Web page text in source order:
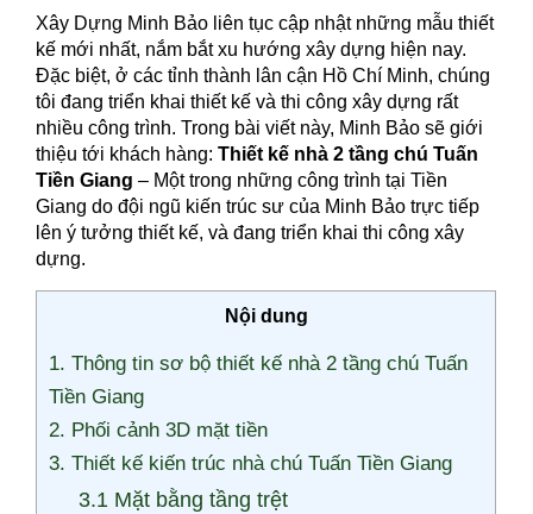
Xây Dựng Minh Bảo liên tục cập nhật những mẫu thiết
kế mới nhất, nắm bắt xu hướng xây dựng hiện nay.
Đặc biệt, ở các tỉnh thành lân cận Hồ Chí Minh, chúng
tôi đang triển khai thiết kế và thi công xây dựng rất
nhiều công trình. Trong bài viết này, Minh Bảo sẽ giới
thiệu tới khách hàng: Thiết kế nhà 2 tầng chú Tuấn
Tiền Giang – Một trong những công trình tại Tiền
Giang do đội ngũ kiến trúc sư của Minh Bảo trực tiếp
lên ý tưởng thiết kế, và đang triển khai thi công xây
dựng.
Nội dung
1. Thông tin sơ bộ thiết kế nhà 2 tầng chú Tuấn
Tiền Giang
2. Phối cảnh 3D mặt tiền
3. Thiết kế kiến trúc nhà chú Tuấn Tiền Giang
3.1 Mặt bằng tầng trệt